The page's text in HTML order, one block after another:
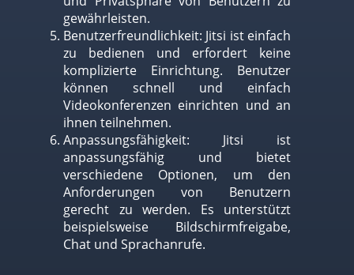
gewährleisten.
Benutzerfreundlichkeit: Jitsi ist einfach
zu bedienen und erfordert keine
komplizierte Einrichtung. Benutzer
können schnell und einfach
Videokonferenzen einrichten und an
ihnen teilnehmen.
Anpassungsfähigkeit: Jitsi ist
anpassungsfähig und bietet
verschiedene Optionen, um den
Anforderungen von Benutzern
gerecht zu werden. Es unterstützt
beispielsweise Bildschirmfreigabe,
Chat und Sprachanrufe.